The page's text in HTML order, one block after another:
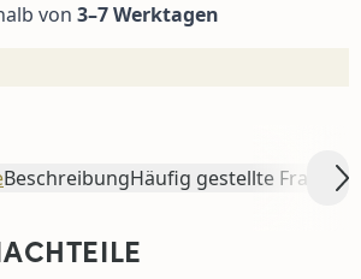
von 3–7 Werktagen
BeschreibungHäufig gestellte Fragen